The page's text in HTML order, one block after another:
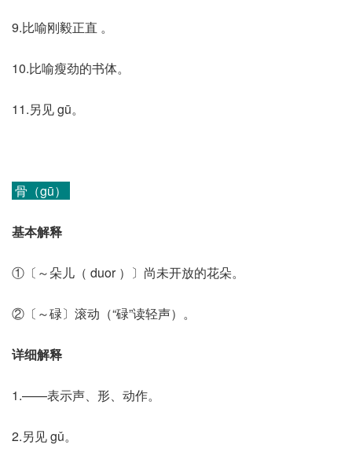
9.比喻刚毅正直 。
10.比喻瘦劲的书体。
11.另见 gū。
骨（gū）
基本解释
①〔～朵儿（ duor ）〕尚未开放的花朵。
②〔～碌〕滚动（“碌”读轻声）。
详细解释
1.——表示声、形、动作。
2.另见 gǔ。